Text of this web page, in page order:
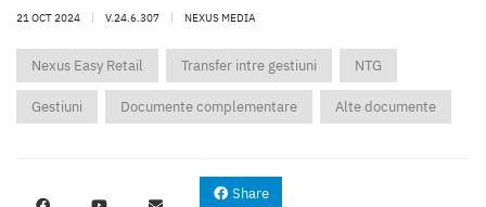
21 OCT 2024 | V.24.6.307 | NEXUS MEDIA
Nexus Easy Retail Transfer intre gestiuni NTG
Gestiuni Documente complementare Alte documente
Share